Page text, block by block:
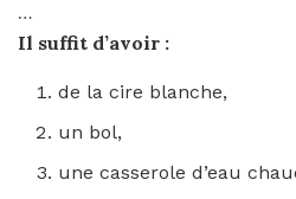
…
Il suffit d’avoir :
de la cire blanche,
un bol,
une casserole d’eau